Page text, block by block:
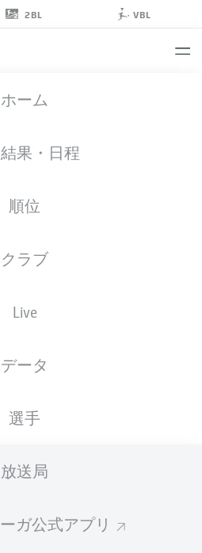
2BL VBL
ホーム
果・日程
順位
クラブ
Live
データ
選手
放送局
ガ公式アプリ